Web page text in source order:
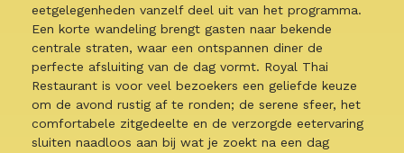
eetgelegenheden vanzelf deel uit van het programma.
Een korte wandeling brengt gasten naar bekende
centrale straten, waar een ontspannen diner de
perfecte afsluiting van de dag vormt. Royal Thai
Restaurant is voor veel bezoekers een geliefde keuze
om de avond rustig af te ronden; de serene sfeer, het
comfortabele zitgedeelte en de verzorgde eetervaring
sluiten naadloos aan bij wat je zoekt na een dag